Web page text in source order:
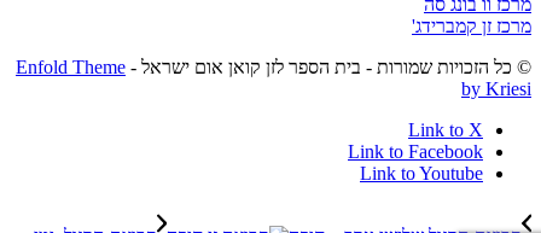
מרכז זן קמברידג'
© כל הזכויות שמורות - בית הספר לזן קואן אום ישראל - Enfold Theme
by Kriesi
Link to X
Link to Facebook
Link to Youtube